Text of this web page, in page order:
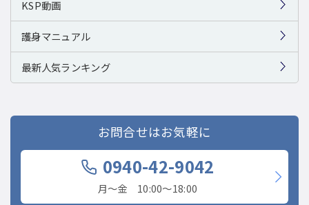
KSP動画
護身マニュアル
最新人気ランキング
お問合せはお気軽に
0940-42-9042
月〜金 10:00〜18:00